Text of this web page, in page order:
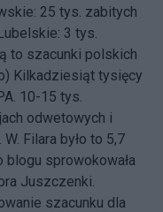
25 tys. zabitych
3 tys.
to szacunki polskich
Kilkadziesiąt tysięcy
10-15 tys.
odwetowych i
Filara było to 5,7
sprowokowała
Juszczenki.
szacunku dla